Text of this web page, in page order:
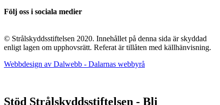
Följ oss i sociala medier
© Strålskyddsstiftelsen 2020. Innehållet på denna sida är skyddad
enligt lagen om upphovsrätt. Referat är tillåten med källhänvisning.
Webbdesign av Dalwebb - Dalarnas webbyrå
Stöd Strålskyddsstiftelsen - Bli